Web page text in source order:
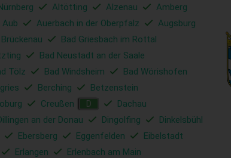
Altötting Alzenau
Amberg
Aub Auerbach in der Oberpfalz Augsburg
Bad Griesbach im Rottal
Bad Neustadt an der Saale
Tölz Bad Windsheim
Bad Wörishofen
Berching
Betzenstein
Creußen D
Dachau
an der Donau Dingolfing
Dinkelsbühl
Ebersberg Eggenfelden
Eibelstadt
Erlangen
Erlenbach am Main